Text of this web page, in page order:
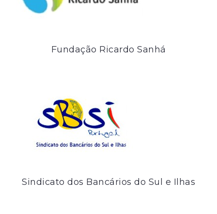
Fundação Ricardo Sanhá
Sindicato dos Bancários do Sul e Ilhas